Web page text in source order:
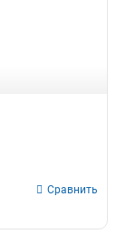
Сравнить